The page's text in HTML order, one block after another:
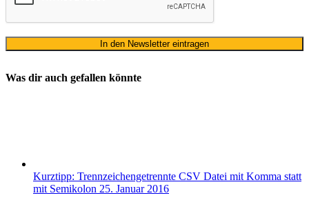
Was dir auch gefallen könnte
Kurztipp: Trennzeichengetrennte CSV Datei mit Komma statt
mit Semikolon 25. Januar 2016